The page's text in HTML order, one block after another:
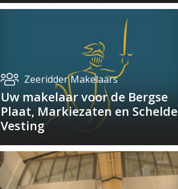
Zeeridder Makelaars
Uw makelaar voor de Bergse
Plaat, Markiezaten en Schelde
Vesting